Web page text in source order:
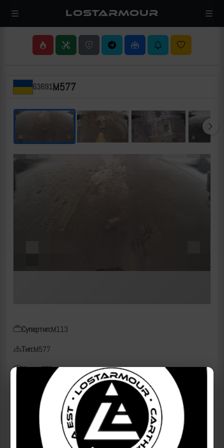
LOSTARMOUR
63691M577
Супертип:M113
Тип:M577
Класс:БТР
Чем поражен:
FPV, ВТ-40
01.01.2025
Место:
Неизвестно